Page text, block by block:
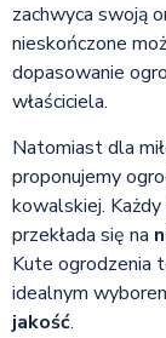
zachwyca swoją
nieskończone
dopasowanie
właściciela.
Natomiast dla
proponujemy
kowalskiej.
przekłada się na
Kute ogrodzenia
idealnym
jakość.